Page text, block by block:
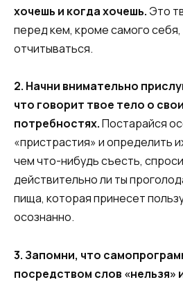
хочешь и когда хочешь. Это
перед кем, кроме самого себя,
отчитываться.
2. Начни внимательно
что говорит твое тело о
потребностях.Постарайся
«пристрастия» и определить
чем что-нибудь съесть,
действительно ли ты
пища, которая принесет
осознанно.
3. Запомни, что
посредством слов «нельзя»